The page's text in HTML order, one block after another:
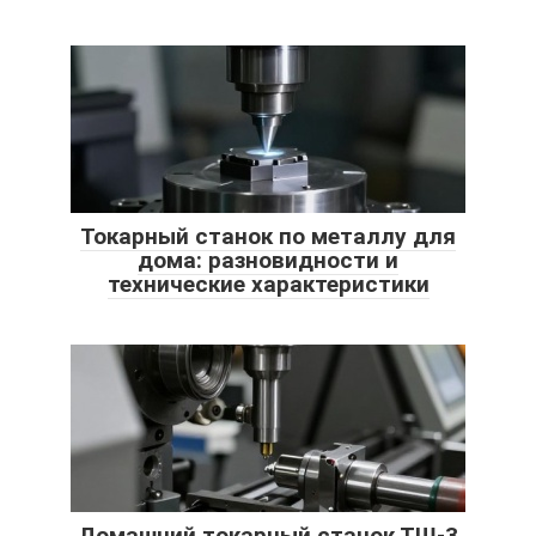
Токарный станок по металлу для
дома: разновидности и
технические характеристики